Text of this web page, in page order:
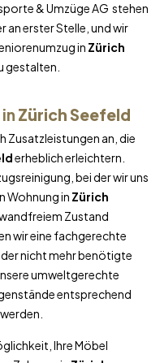
& Umzüge AG stehen
an erster Stelle, und wir
in Zürich
gestalten.
Zürich Seefeld
Zusatzleistungen an, die
erheblich erleichtern.
bei der wir uns
Wohnung in Zürich
Zustand
wir eine fachgerechte
nicht mehr benötigte
umweltgerechte
entsprechend
Ihre Möbel